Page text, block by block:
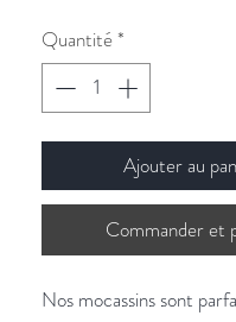
Quantité*
Ajouter au
Commander et
Nos mocassins sont